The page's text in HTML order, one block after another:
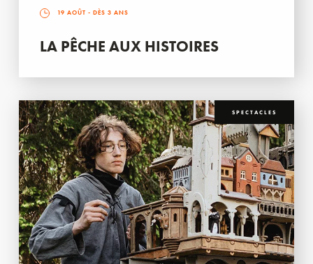
19 AOÛT - DÈS 3 ANS
LA PÊCHE AUX HISTOIRES
SPECTACLES